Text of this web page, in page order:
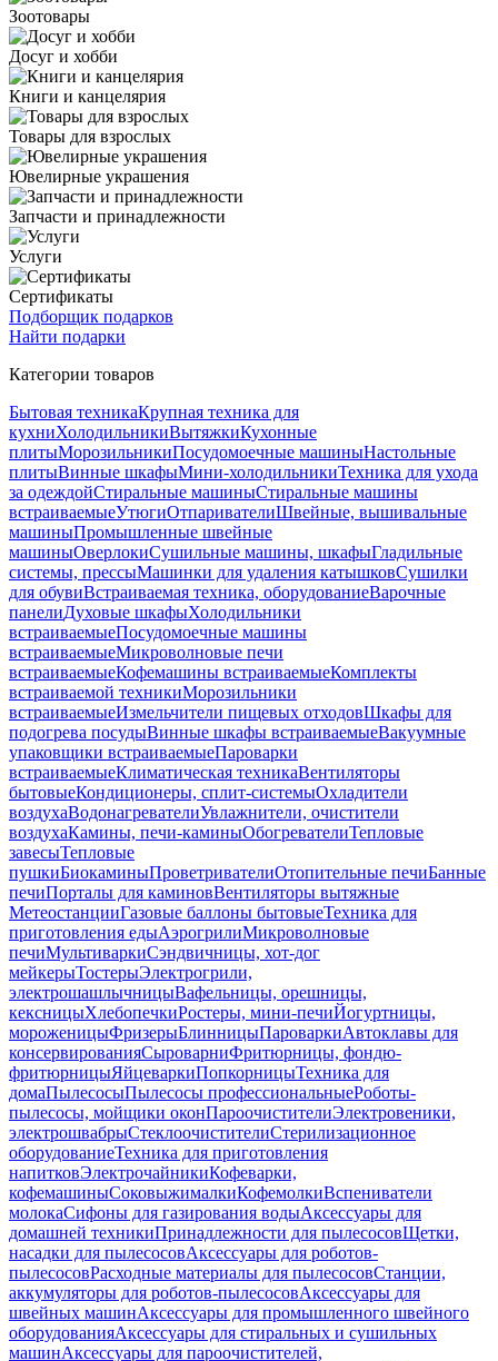
Зоотовары
Досуг и хобби
Книги и канцелярия
Товары для взрослых
Ювелирные украшения
Запчасти и принадлежности
Услуги
Сертификаты
Подборщик подарков
Найти подарки
Категории товаров
Бытовая техникаКрупная техника для
кухниХолодильникиВытяжкиКухонные
плитыМорозильникиПосудомоечные машиныНастольные
плитыВинные шкафыМини-холодильникиТехника для ухода
за одеждойСтиральные машиныСтиральные машины
встраиваемыеУтюгиОтпаривателиШвейные, вышивальные
машиныПромышленные швейные
машиныОверлокиСушильные машины, шкафыГладильные
системы, прессыМашинки для удаления катышковСушилки
для обувиВстраиваемая техника, оборудованиеВарочные
панелиДуховые шкафыХолодильники
встраиваемыеПосудомоечные машины
встраиваемыеМикроволновые печи
встраиваемыеКофемашины встраиваемыеКомплекты
встраиваемой техникиМорозильники
встраиваемыеИзмельчители пищевых отходовШкафы для
подогрева посудыВинные шкафы встраиваемыеВакуумные
упаковщики встраиваемыеПароварки
встраиваемыеКлиматическая техникаВентиляторы
бытовыеКондиционеры, сплит-системыОхладители
воздухаВодонагревателиУвлажнители, очистители
воздухаКамины, печи-каминыОбогревателиТепловые
завесыТепловые
пушкиБиокаминыПроветривателиОтопительные печиБанные
печиПорталы для каминовВентиляторы вытяжные
МетеостанцииГазовые баллоны бытовыеТехника для
приготовления едыАэрогрилиМикроволновые
печиМультиваркиСэндвичницы, хот-дог
мейкерыТостерыЭлектрогрили,
электрошашлычницыВафельницы, орешницы,
кексницыХлебопечкиРостеры, мини-печиЙогуртницы,
мороженицыФризерыБлинницыПароваркиАвтоклавы для
консервированияСыроварниФритюрницы, фондю-
фритюрницыЯйцеваркиПопкорницыТехника для
домаПылесосыПылесосы профессиональныеРоботы-
пылесосы, мойщики оконПароочистителиЭлектровеники,
электрошвабрыСтеклоочистителиСтерилизационное
оборудованиеТехника для приготовления
напитковЭлектрочайникиКофеварки,
кофемашиныСоковыжималкиКофемолкиВспениватели
молокаСифоны для газирования водыАксессуары для
домашней техникиПринадлежности для пылесосовЩетки,
насадки для пылесосовАксессуары для роботов-
пылесосовРасходные материалы для пылесосовСтанции,
аккумуляторы для роботов-пылесосовАксессуары для
швейных машинАксессуары для промышленного швейного
оборудованияАксессуары для стиральных и сушильных
машинАксессуары для пароочистителей,